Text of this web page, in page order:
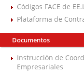
Códigos FACE de
Plataforma de
Documentos
Instrucción de
Empresariales